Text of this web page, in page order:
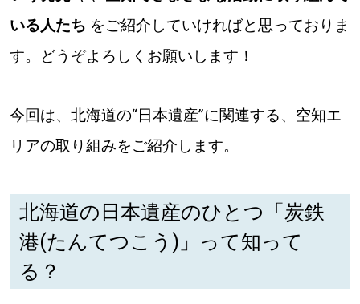
KEYWORD
Sitakke編集部あい
【札幌のお気に入りを見つけたい】
【道央のお気に入りを見つけたい】
【道北のお気に入りを見つけたい】
いる人たち をご紹介していければと思っておりま
す。どうぞよろしくお願いします！
今回は、北海道の“日本遺産”に関連する、空知エ
リアの取り組みをご紹介します。
北海道の日本遺産のひとつ「炭鉄
港(たんてつこう)」って知って
る？